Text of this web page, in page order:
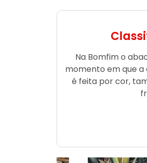
Na Bomfim o
momento em que
é feita por cor,